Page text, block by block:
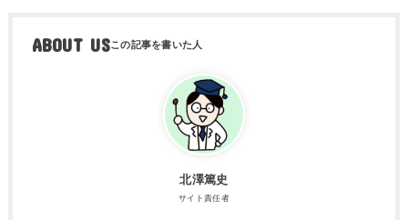
ABOUT US
北澤篤史
サイト責任者